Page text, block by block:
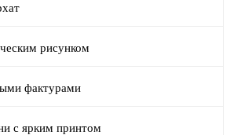
рисунком
фактурами
с ярким принтом